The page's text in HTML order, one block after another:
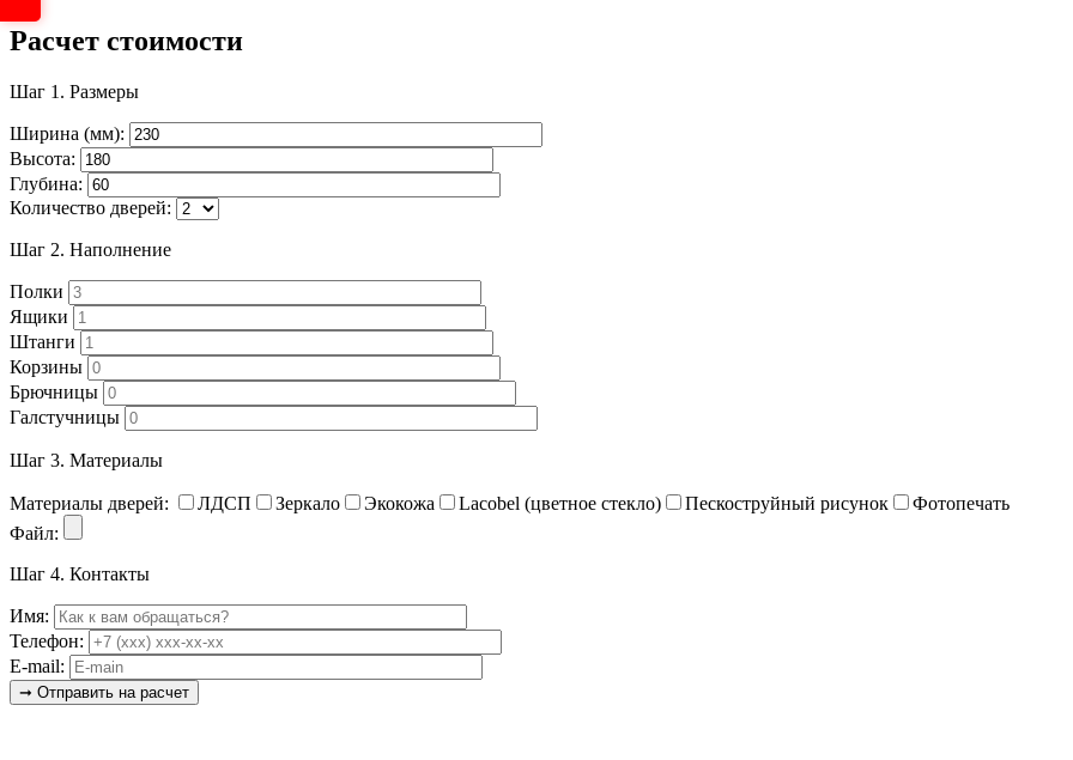
Расчет стоимости
Шаг 1. Размеры
Ширина (мм):
Высота:
Глубина:
Количество дверей:
Шаг 2. Наполнение
Полки
Ящики
Штанги
Корзины
Брючницы
Галстучницы
Шаг 3. Материалы
Материалы дверей: ЛДСП Зеркало Экокожа Lacobel (цветное стекло) Пескоструйный рисунок
Фотопечать
Файл:
Шаг 4. Контакты
Имя:
Телефон:
E-mail: